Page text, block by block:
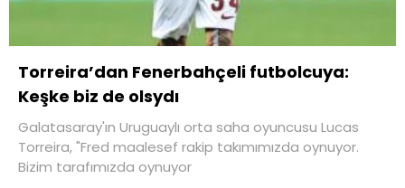
Torreira’dan Fenerbahçeli futbolcuya:
Keşke biz de olsydı
Galatasaray'ın Uruguaylı orta saha oyuncusu Lucas
Torreira, "Fred maalesef rakip takımımızda oynuyor.
Bizim tarafımızda oynuyor